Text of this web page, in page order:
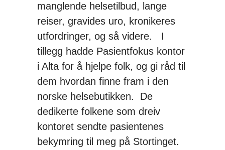
manglende helsetilbud, lange
reiser, gravides uro, kronikeres
utfordringer, og så videre. I
tillegg hadde Pasientfokus kontor
i Alta for å hjelpe folk, og gi råd til
dem hvordan finne fram i den
norske helsebutikken. De
dedikerte folkene som dreiv
kontoret sendte pasientenes
bekymring til meg på Stortinget.